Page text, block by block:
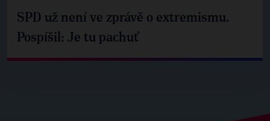
SPD už není ve zprávě o extremismu.
Pospíšil: Je tu pachuť